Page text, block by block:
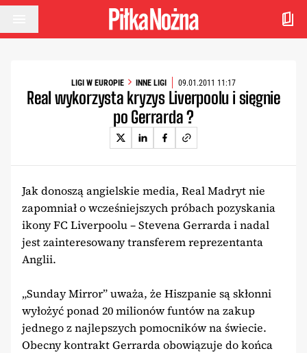
Przejdź do treści
LIGI W EUROPIE INNE LIGI 09.01.2011 11:17
Real wykorzysta kryzys Liverpoolu i sięgnie
po Gerrarda ?
Jak donoszą angielskie media, Real Madryt nie
zapomniał o wcześniejszych próbach pozyskania
ikony FC Liverpoolu – Stevena Gerrarda i nadal
jest zainteresowany transferem reprezentanta
Anglii.
„Sunday Mirror” uważa, że Hiszpanie są skłonni
wyłożyć ponad 20 milionów funtów na zakup
jednego z najlepszych pomocników na świecie.
Obecny kontrakt Gerrarda obowiązuje do końca